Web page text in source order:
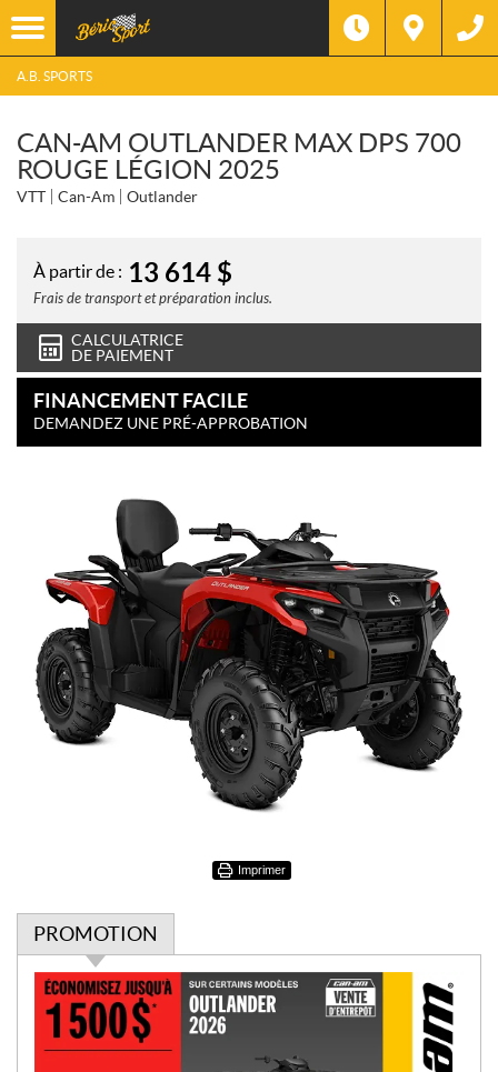
A.B. SPORTS
CAN-AM OUTLANDER MAX DPS 700
ROUGE LÉGION 2025
VTT Can-Am Outlander
À partir de : 13 614 $
Frais de transport et préparation inclus.
CALCULATRICE
DE PAIEMENT
FINANCEMENT FACILE
DEMANDEZ UNE PRÉ-APPROBATION
Imprimer
PROMOTION
P
m